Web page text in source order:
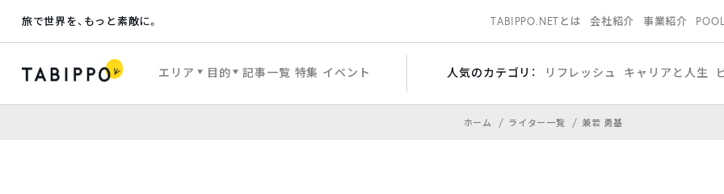
旅で世界を、もっと素敵に。 TABIPPO.NETとは 会社紹介 事業紹介
エリア 目的 記事一覧 特集 イベント 人気のカテゴリ： リフレッシュ キャリアと人生
ホーム ライター一覧 兼若 勇基